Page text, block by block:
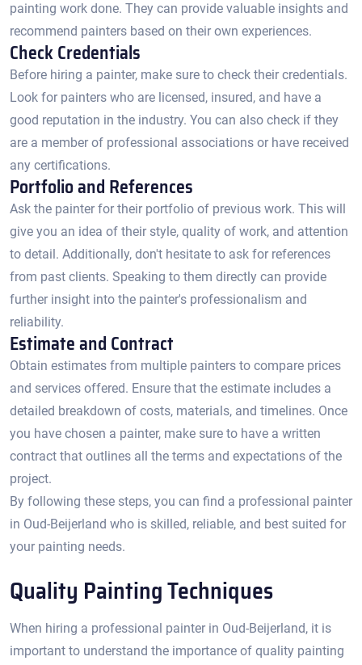
painting work done. They can provide valuable insights and
recommend painters based on their own experiences.​
Check Credentials
Before hiring a painter, make sure to check their credentials.​
Look for painters who are licensed, insured, and have a
good reputation in the industry.​ You can also check if they
are a member of professional associations or have received
any certifications.​
Portfolio and References
Ask the painter for their portfolio of previous work.​ This will
give you an idea of their style, quality of work, and attention
to detail. Additionally, don't hesitate to ask for references
from past clients.​ Speaking to them directly can provide
further insight into the painter's professionalism and
reliability.​
Estimate and Contract
Obtain estimates from multiple painters to compare prices
and services offered.​ Ensure that the estimate includes a
detailed breakdown of costs, materials, and timelines.​ Once
you have chosen a painter, make sure to have a written
contract that outlines all the terms and expectations of the
project.
By following these steps, you can find a professional painter
in Oud-Beijerland who is skilled, reliable, and best suited for
your painting needs.​
Quality Painting Techniques
When hiring a professional painter in Oud-Beijerland, it is
important to understand the importance of quality painting